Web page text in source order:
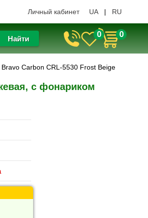
Личный кабинет UA | RU
Найти 0 0
Carbon CRL-5530 Frost Beige
с фонариком